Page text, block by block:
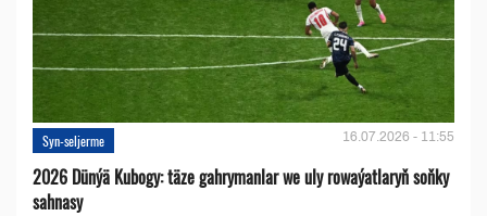
Syn-seljerme 16.07.2026 - 11:55
2026 Dünýä Kubogy: täze gahrymanlar we uly rowaýatlaryň soňky
sahnasy